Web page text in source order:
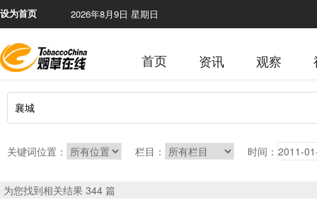
设为首页 2026年8月9日 星期日
首页 资讯 观察
关键词位置： 栏目： 时间：
为您找到相关结果 344 篇